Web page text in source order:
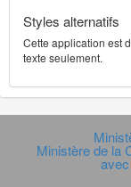
Styles alternatifs
Cette application est
texte seulement.
Ministère de la